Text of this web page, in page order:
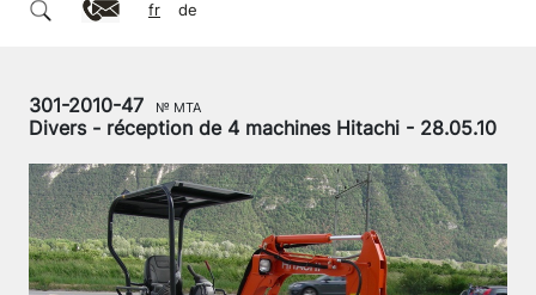
fr de
301-2010-47 № MTA
Divers - réception de 4 machines Hitachi - 28.05.10